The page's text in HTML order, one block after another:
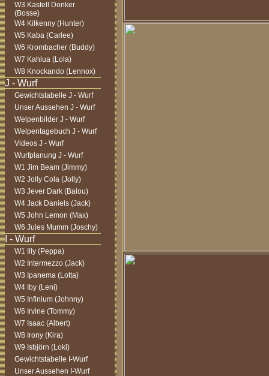
W3 Kastell Donker
(Bosse)
W4 Kilkenny (Hunter)
W5 Kaba (Carlee)
W6 Krombacher (Buddy)
W7 Kahlua (Lola)
W8 Knockando (Lennox)
Gewichtstabelle J - Wurf
Unser Aussehen J - Wurf
Welpenbilder J - Wurf
Welpentagebuch J - Wurf
Videos J - Wurf
Wurfplanung J - Wurf
W1 Jim Beam (Jimmy)
W2 Jolly Cola (Jolly)
W3 Jever Dark (Balou)
W4 Jack Daniels (Jack)
W5 John Lemon (Max)
W6 Jules Mumm (Joschy)
W1 Illy (Peppa)
W2 Intermezzo (Jack)
W3 Ipanema (Lotta)
W4 Iby (Leni)
W5 Infinium (Johnny)
W6 Irvine (Tommy)
W7 Isaac (Albert)
W8 Irony (Kira)
W9 Isbjörn (Loki)
Gewichtstabelle I-Wurf
Unser Aussehen I-Wurf